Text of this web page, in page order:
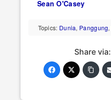
Sean O'Casey
Topics: Dunia, Panggung,
Share via: